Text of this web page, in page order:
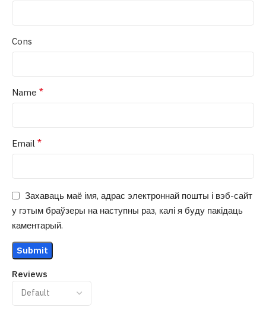
Reviews
Cons
Name *
Email*
Захаваць маё імя, адрас электроннай пошты і вэб-сайт
у гэтым браўзеры на наступны раз, калі я буду пакідаць
каментарый.